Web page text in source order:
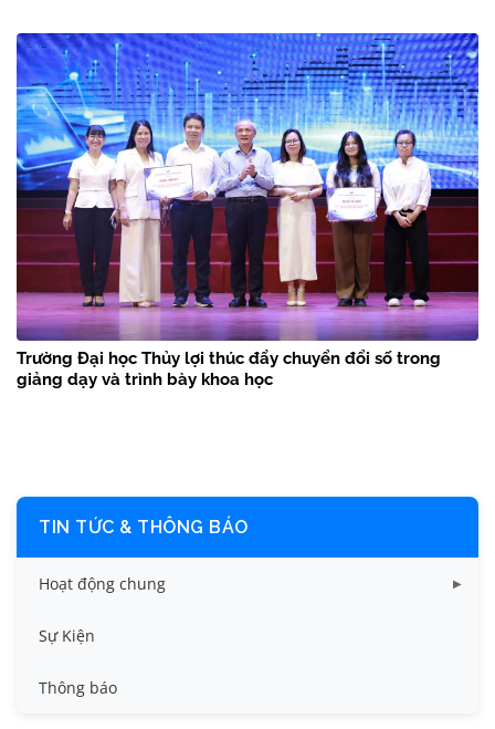
Trường Đại học Thủy lợi thúc đẩy chuyển đổi số trong
giảng dạy và trình bày khoa học
TIN TỨC & THÔNG BÁO
Hoạt động chung
Tin công tác sinh viên
Tin đào tạo
Sự Kiện
Thông báo